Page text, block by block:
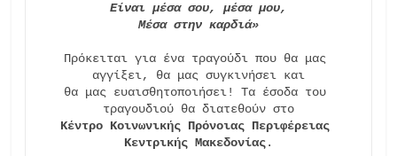
Είναι μέσα σου, μέσα μου,
Μέσα στην καρδιά»
Πρόκειται για ένα τραγούδι που θα μας
αγγίξει, θα μας συγκινήσει και
θα μας ευαισθητοποιήσει! Τα έσοδα του
τραγουδιού θα διατεθούν στο
Κέντρο Κοινωνικής Πρόνοιας Περιφέρειας
Κεντρικής Μακεδονίας.